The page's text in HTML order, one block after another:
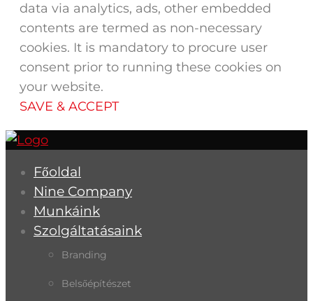
data via analytics, ads, other embedded
contents are termed as non-necessary
cookies. It is mandatory to procure user
consent prior to running these cookies on
your website.
SAVE & ACCEPT
Főoldal
Nine Company
Munkáink
Szolgáltatásaink
Branding
Belsőépítészet